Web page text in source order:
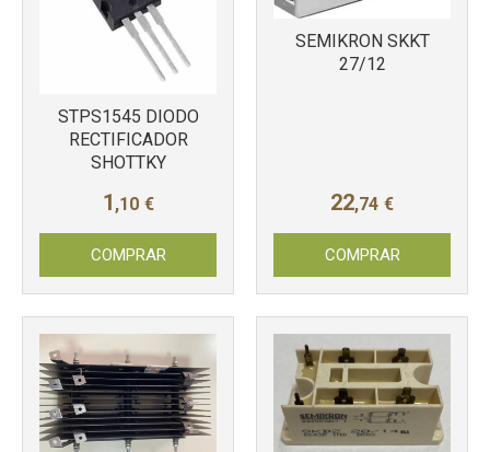
STPS1545 DIODO
RECTIFICADOR
SHOTTKY
1 ,10 €
COMPRAR
SEMIKRON SKKT
27/12
22,74 €
COMPRAR
Más info